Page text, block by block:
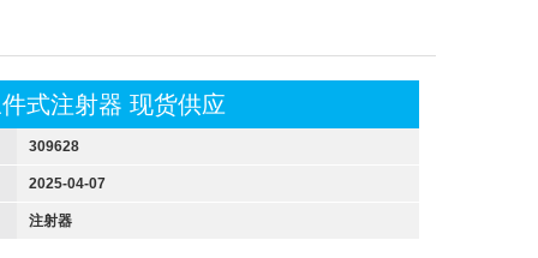
式注射器 现货供应
309628
2025-04-07
注射器